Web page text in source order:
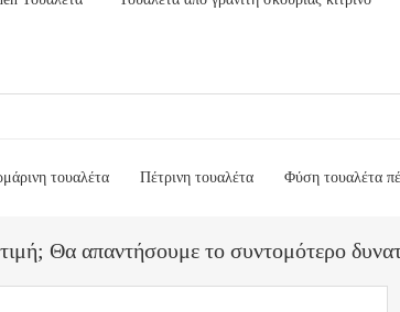
τουαλέτα Πέτρινη τουαλέτα Φύση τουαλέτα
Θα απαντήσουμε το συντομότερο